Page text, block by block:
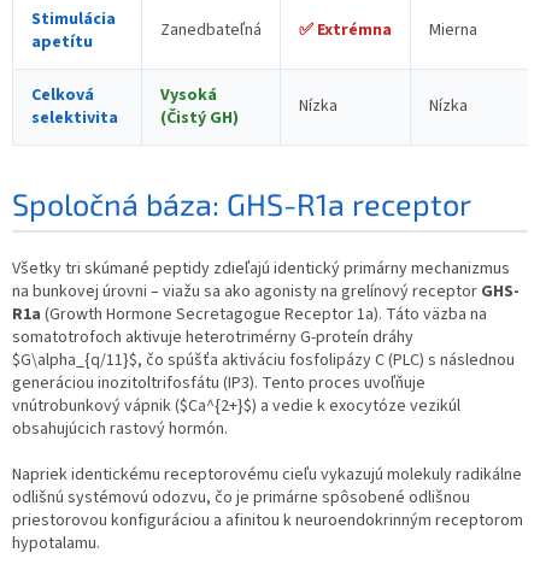
Stimulácia
apetítu
Zanedbateľná ✅ Extrémna Mierna
Celková
selektivita
Vysoká
(Čistý GH)
Nízka Nízka
Spoločná báza: GHS-R1a receptor
Všetky tri skúmané peptidy zdieľajú identický primárny mechanizmus
na bunkovej úrovni – viažu sa ako agonisty na grelínový receptor GHS-
R1a (Growth Hormone Secretagogue Receptor 1a). Táto väzba na
somatotrofoch aktivuje heterotrimérny G-proteín dráhy
$G\alpha_{q/11}$, čo spúšťa aktiváciu fosfolipázy C (PLC) s následnou
generáciou inozitoltrifosfátu (IP3). Tento proces uvoľňuje
vnútrobunkový vápnik ($Ca^{2+}$) a vedie k exocytóze vezikúl
obsahujúcich rastový hormón.
Napriek identickému receptorovému cieľu vykazujú molekuly radikálne
odlišnú systémovú odozvu, čo je primárne spôsobené odlišnou
priestorovou konfiguráciou a afinitou k neuroendokrinným receptorom
hypotalamu.